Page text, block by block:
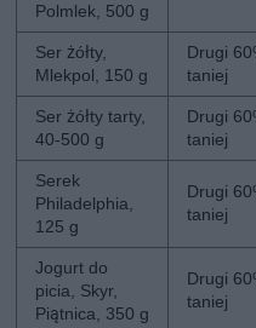
Polmlek, 500 g
Ser żółty,
Mlekpol, 150 g
Drugi
taniej
Ser żółty tarty,
40-500 g
Drugi
taniej
Serek
Philadelphia,
125 g
Drugi
taniej
Jogurt do
picia, Skyr,
Piątnica, 350 g
Drugi
taniej